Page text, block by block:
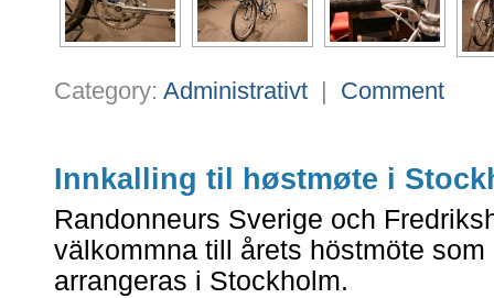
Category: Administrativt | Comment
Innkalling til høstmøte i
Randonneurs Sverige och
välkommna till årets höstmöte som
arrangeras i Stockholm.